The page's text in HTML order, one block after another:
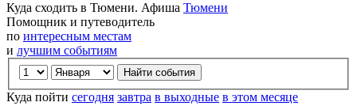
Куда сходить в Тюмени. Афиша Тюмени
Помощник и путеводитель
по интересным местам
и лучшим событиям
Куда пойти сегодня завтра в выходные в этом месяце